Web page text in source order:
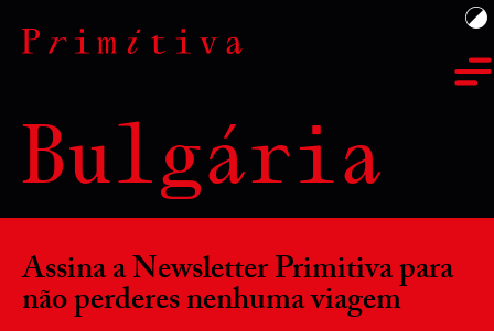
Bulgária
Assina a Newsletter Primitiva para
não perderes nenhuma viagem